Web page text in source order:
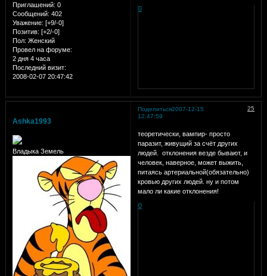
Приглашений: 0
Сообщений: 402
Уважение: [+9/-0]
Позитив: [+2/-0]
Пол: Женский
Провел на форуме:
2 дня 4 часа
Последний визит:
2008-02-07 20:47:42
0
Поделиться 25
2007-12-15
12:47:59
Ashka1993
Владыка Земель
теоретически, вампир- просто
паразит, живущий за счёт других
людей. отклонения везде бывают, и
человек, наверное, может выжить,
питаясь артериальной(обязательно)
кровью других людей. ну и потом
мало ли какие отклонения!
0